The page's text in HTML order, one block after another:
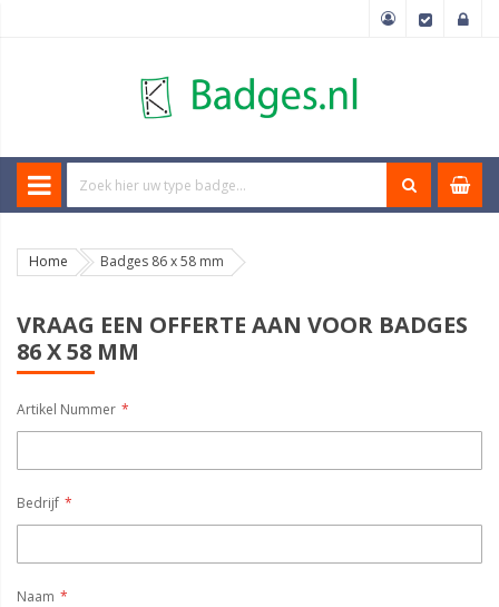
Home Badges 86 x 58 mm
VRAAG EEN OFFERTE AAN VOOR BADGES
86 X 58 MM
Artikel Nummer
Bedrijf
Naam